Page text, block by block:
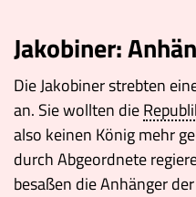
Jakobiner:
Die Jakobiner strebten
an. Sie wollten die
also keinen König mehr
durch Abgeordnete
besaßen die Anhänger